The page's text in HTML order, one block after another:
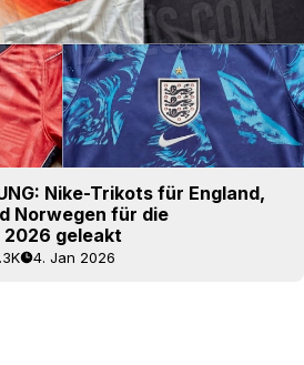
Nike-Trikots für England,
Norwegen für die
geleakt
4. Jan 2026